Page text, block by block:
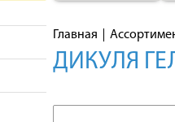
Главная
ДИКУЛЯ